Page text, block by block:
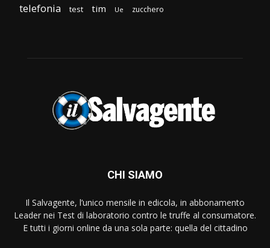
telefonia test tim Ue zucchero
CHI SIAMO
Il Salvagente, l’unico mensile in edicola, in abbonamento
Leader nei Test di laboratorio contro le truffe al consumatore.
E tutti i giorni online da una sola parte: quella del cittadino